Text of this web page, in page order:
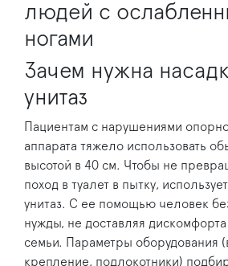
людей с
ногами
Зачем нужна
унитаз
Пациентам с нарушениями
аппарата тяжело использовать
высотой в 40 см. Чтобы не
поход в туалет в пытку,
унитаз. С ее помощью человек
нужды, не доставляя
семьи. Параметры оборудования
крепление, подлокотники)